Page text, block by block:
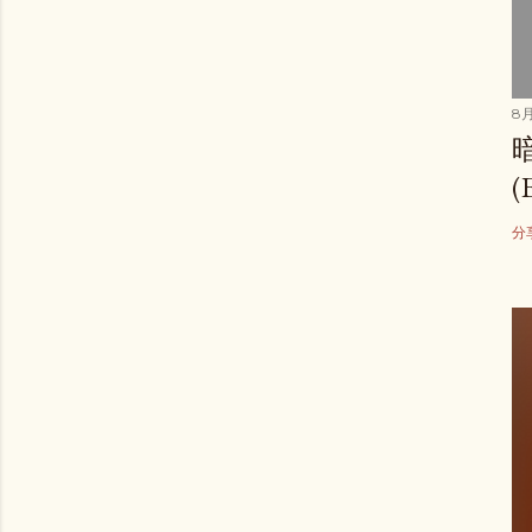
8
分